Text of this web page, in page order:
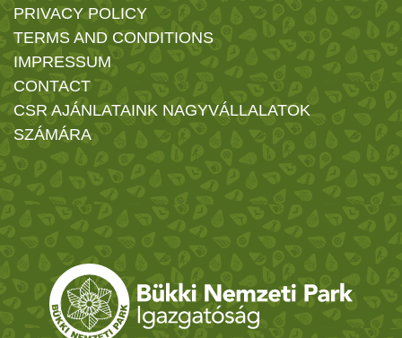
PRIVACY POLICY
TERMS AND CONDITIONS
IMPRESSUM
CONTACT
CSR AJÁNLATAINK NAGYVÁLLALATOK
SZÁMÁRA